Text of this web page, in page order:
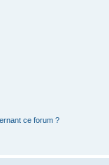
ce forum ?